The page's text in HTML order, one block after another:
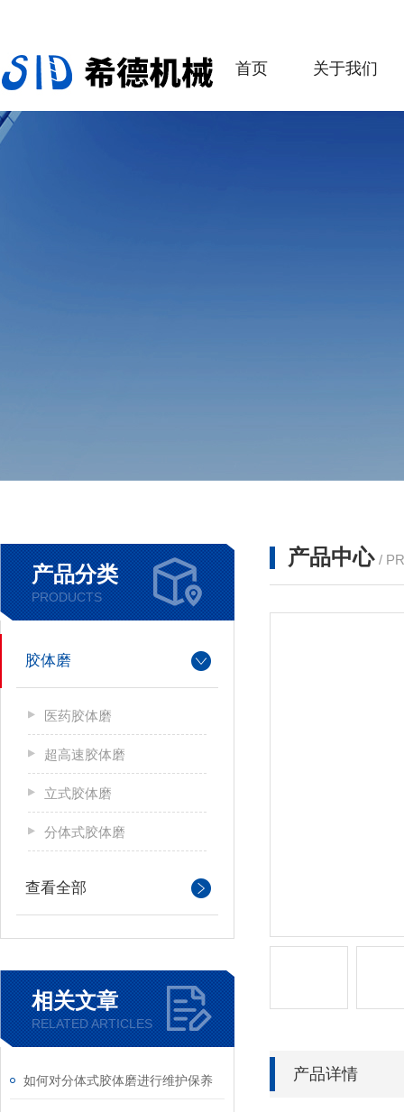
首页 关于我们
产品分类
PRODUCTS
胶体磨
医药胶体磨
超高速胶体磨
立式胶体磨
分体式胶体磨
查看全部
相关文章
RELATED ARTICLES
如何对分体式胶体磨进行维护保养
产品中心 /
产品详情